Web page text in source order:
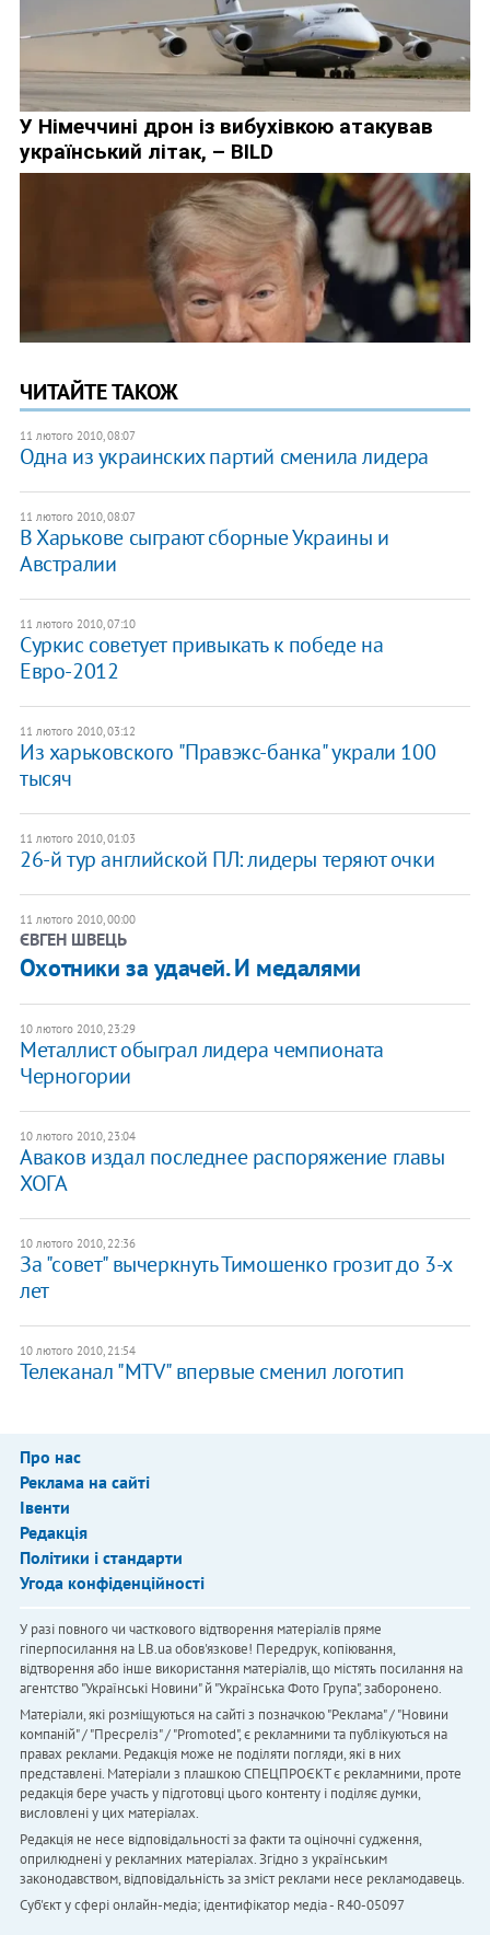
ЧИТАЙТЕ ТАКОЖ
11 лютого 2010, 08:07
Одна из украинских партий сменила лидера
11 лютого 2010, 08:07
В Харькове сыграют сборные Украины и
Австралии
11 лютого 2010, 07:10
Суркис советует привыкать к победе на
Евро-2012
11 лютого 2010, 03:12
Из харьковского "Правэкс-банка" украли 100
тысяч
11 лютого 2010, 01:03
26-й тур английской ПЛ: лидеры теряют очки
11 лютого 2010, 00:00
ЄВГЕН ШВЕЦЬ
Охотники за удачей. И медалями
10 лютого 2010, 23:29
Металлист обыграл лидера чемпионата
Черногории
10 лютого 2010, 23:04
Аваков издал последнее распоряжение главы
ХОГА
10 лютого 2010, 22:36
За "совет" вычеркнуть Тимошенко грозит до 3-х
лет
10 лютого 2010, 21:54
Телеканал "MTV" впервые сменил логотип
Про нас
Реклама на сайті
Івенти
Редакція
Політики і стандарти
Угода конфіденційності
У разі повного чи часткового відтворення матеріалів пряме
гіперпосилання на LB.ua обов'язкове! Передрук, копіювання,
відтворення або інше використання матеріалів, що містять посилання на
агентство "Українськi Новини" й "Українська Фото Група", заборонено.
Матеріали, які розміщуються на сайті з позначкою "Реклама" / "Новини
компаній" / "Пресреліз" / "Promoted", є рекламними та публікуються на
правах реклами. Редакція може не поділяти погляди, які в них
представлені. Матеріали з плашкою СПЕЦПРОЄКТ є рекламними, проте
редакція бере участь у підготовці цього контенту і поділяє думки,
висловлені у цих матеріалах.
Редакція не несе відповідальності за факти та оціночні судження,
оприлюднені у рекламних матеріалах. Згідно з українським
законодавством, відповідальність за зміст реклами несе рекламодавець.
Cуб'єкт у сфері онлайн-медіа; ідентифікатор медіа - R40-05097